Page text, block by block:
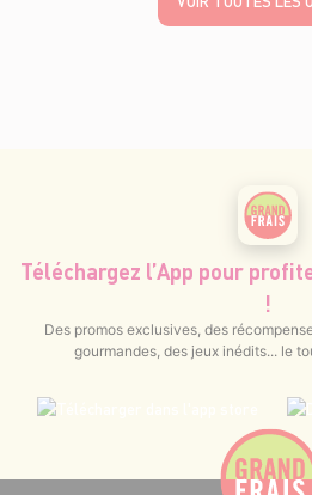
Téléchargez l’App pour
!
Des promos exclusives, des
gourmandes, des jeux inédits... le